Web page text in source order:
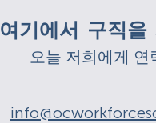
여기에서 구직을
오늘 저희에게 연